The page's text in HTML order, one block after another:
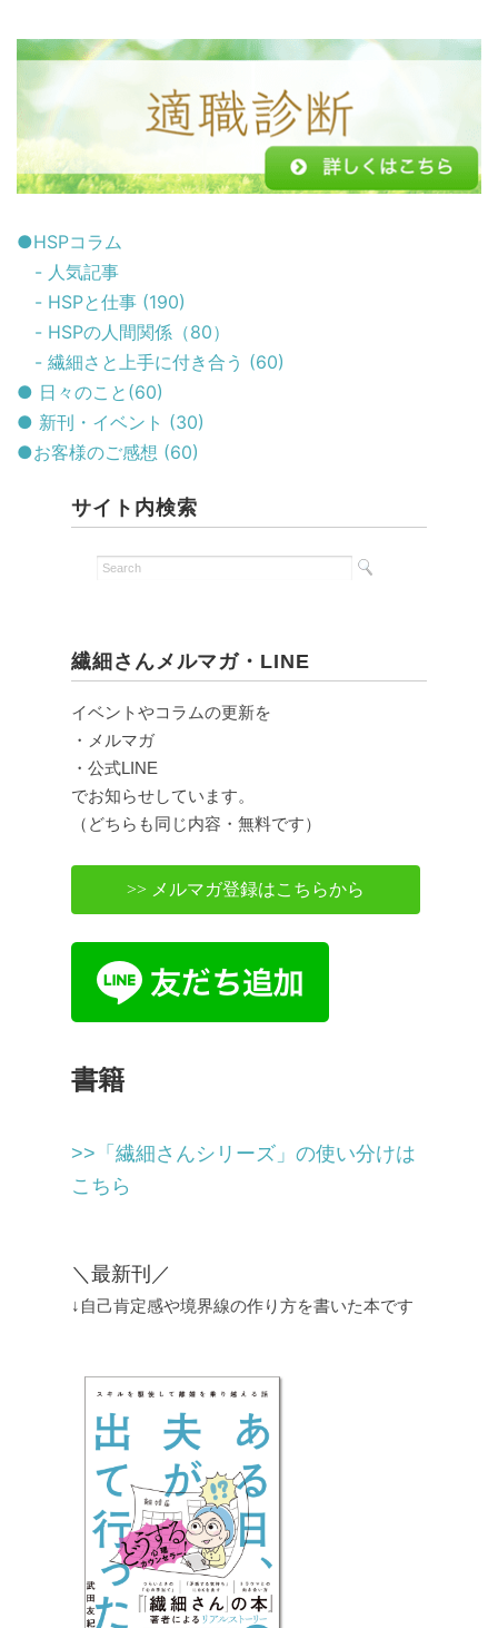
●HSPコラム
- 人気記事
- HSPと仕事 (190)
- HSPの人間関係（80）
- 繊細さと上手に付き合う (60)
● 日々のこと(60)
● 新刊・イベント (30)
●お客様のご感想 (60)
サイト内検索
繊細さんメルマガ・LINE
イベントやコラムの更新を
・メルマガ
・公式LINE
でお知らせしています。
（どちらも同じ内容・無料です）
>> メルマガ登録はこちらから
書籍
>>「繊細さんシリーズ」の使い分けは
こちら
＼最新刊／
↓自己肯定感や境界線の作り方を書いた本です